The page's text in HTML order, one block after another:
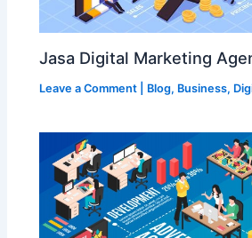
Jasa Digital Marketing
Leave a Comment Blog, Business,